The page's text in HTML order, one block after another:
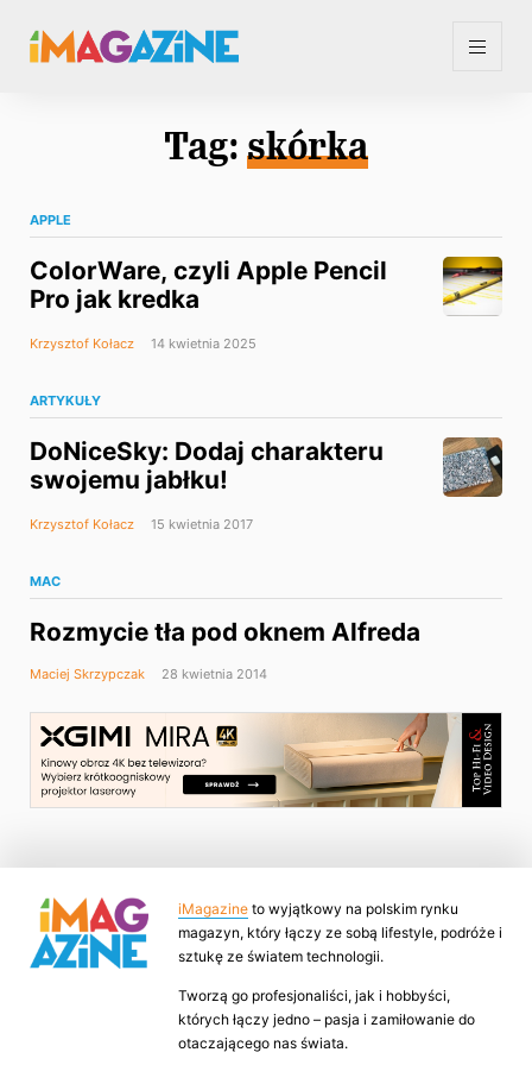
Tag: skórka
APPLE
ColorWare, czyli Apple Pencil
Pro jak kredka
Krzysztof Kołacz 14 kwietnia 2025
ARTYKUŁY
DoNiceSky: Dodaj charakteru
swojemu jabłku!
Krzysztof Kołacz 15 kwietnia 2017
MAC
Rozmycie tła pod oknem Alfreda
Maciej Skrzypczak 28 kwietnia 2014
iMagazine to wyjątkowy na polskim rynku
magazyn, który łączy ze sobą lifestyle, podróże i
sztukę ze światem technologii.
Tworzą go profesjonaliści, jak i hobbyści,
których łączy jedno – pasja i zamiłowanie do
otaczającego nas świata.